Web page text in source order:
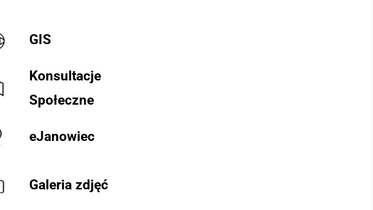
GIS
Konsultacje
Społeczne
eJanowiec
Galeria zdjęć